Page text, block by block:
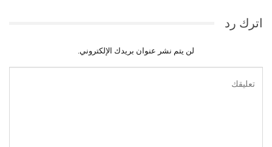
اترك رد
لن يتم نشر عنوان بريدك الإلكتروني.